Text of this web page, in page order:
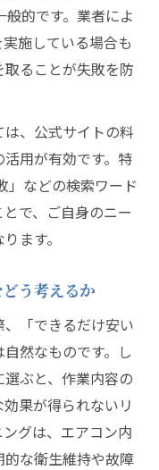
的です。業者によ
施している場合も
ることが失敗を防
、公式サイトの料
用が有効です。特
」などの検索ワード
で、ご自身のニー
ます。
う考えるか
「できるだけ安い
然なものです。し
ぶと、作業内容の
果が得られないリ
グは、エアコン内
な衛生維持や故障